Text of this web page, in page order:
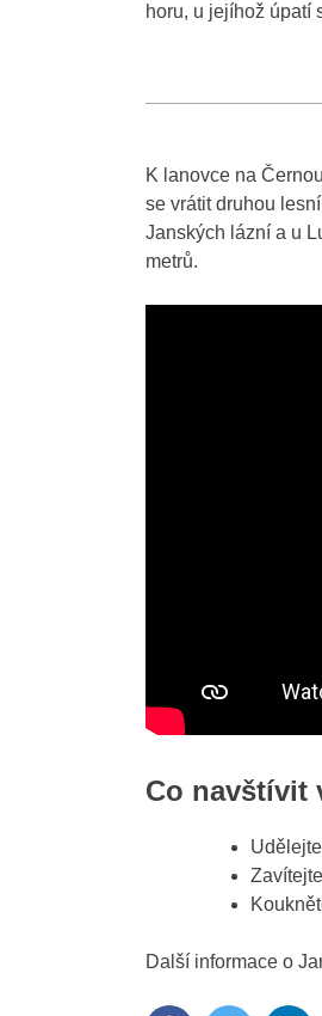
horu, u jejíhož úpatí
K lanovce na
se vrátit druhou
Janských lázní a u
metrů.
Co navštívit
Další informace o